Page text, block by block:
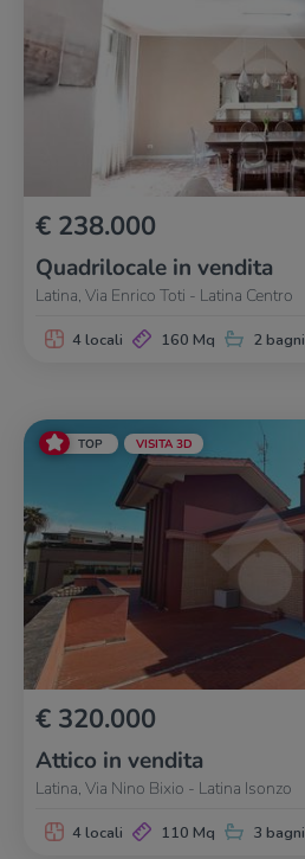
€ 238.000
Quadrilocale in vendita
Latina, Via Enrico Toti - Latina Centro
4 locali 160 Mq 2 bagni
TOP VISITA 3D
€ 320.000
Attico in vendita
Latina, Via Nino Bixio - Latina Isonzo
4 locali 110 Mq 3 bagni